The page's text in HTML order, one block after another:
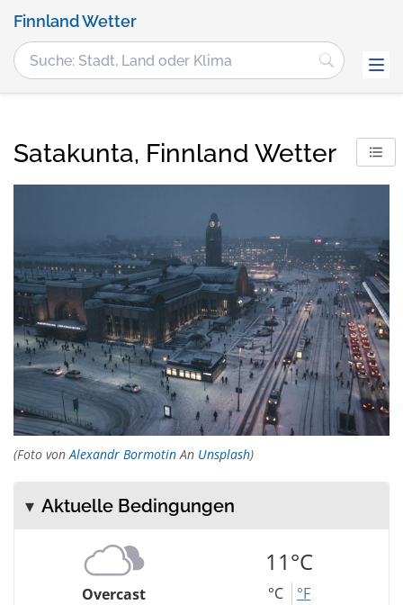
Finnland Wetter
Satakunta, Finnland Wetter
(Foto von Alexandr Bormotin An Unsplash)
Aktuelle Bedingungen
Overcast
11°C
°C °F